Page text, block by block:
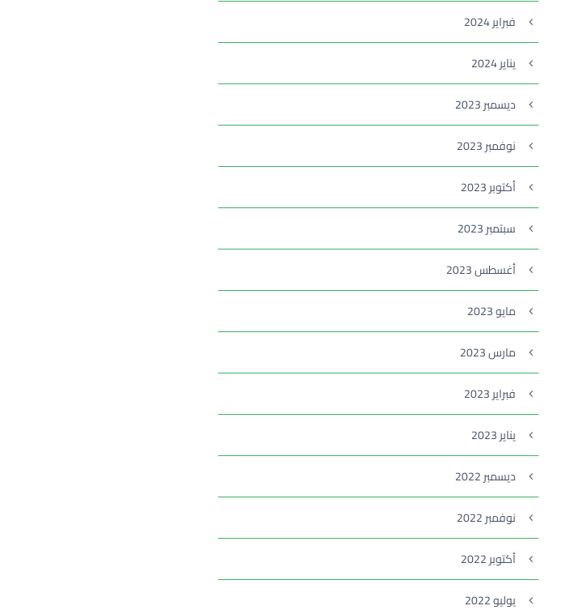
فبراير 2024
يناير 2024
ديسمبر 2023
نوفمبر 2023
أكتوبر 2023
سبتمبر 2023
أغسطس 2023
مايو 2023
مارس 2023
فبراير 2023
يناير 2023
ديسمبر 2022
نوفمبر 2022
أكتوبر 2022
يوليو 2022